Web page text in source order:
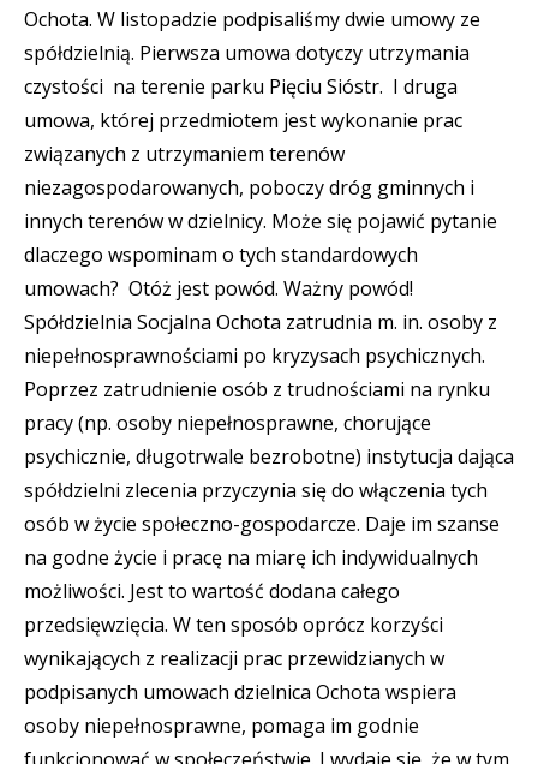
Ochota. W listopadzie podpisaliśmy dwie umowy ze
spółdzielnią. Pierwsza umowa dotyczy utrzymania
czystości na terenie parku Pięciu Sióstr. I druga
umowa, której przedmiotem jest wykonanie prac
związanych z utrzymaniem terenów
niezagospodarowanych, poboczy dróg gminnych i
innych terenów w dzielnicy. Może się pojawić pytanie
dlaczego wspominam o tych standardowych
umowach? Otóż jest powód. Ważny powód!
Spółdzielnia Socjalna Ochota zatrudnia m. in. osoby z
niepełnosprawnościami po kryzysach psychicznych.
Poprzez zatrudnienie osób z trudnościami na rynku
pracy (np. osoby niepełnosprawne, chorujące
psychicznie, długotrwale bezrobotne) instytucja dająca
spółdzielni zlecenia przyczynia się do włączenia tych
osób w życie społeczno-gospodarcze. Daje im szanse
na godne życie i pracę na miarę ich indywidualnych
możliwości. Jest to wartość dodana całego
przedsięwzięcia. W ten sposób oprócz korzyści
wynikających z realizacji prac przewidzianych w
podpisanych umowach dzielnica Ochota wspiera
osoby niepełnosprawne, pomaga im godnie